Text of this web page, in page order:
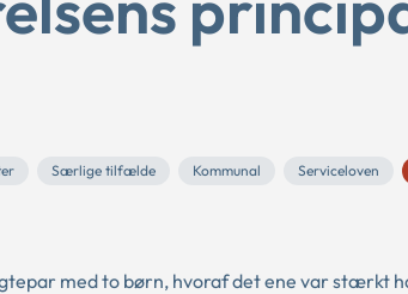
Særlige tilfælde Kommunal Serviceloven
med to børn, hvoraf det ene var stærkt